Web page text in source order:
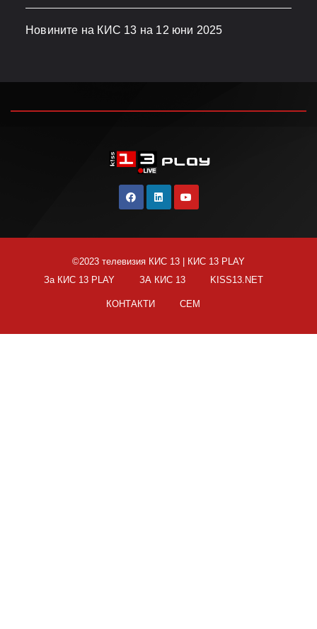
Новините на КИС 13 на 12 юни 2025
©2023 телевизия КИС 13
КИС 13 PLAY
За КИС 13 PLAY
ЗА КИС 13 KISS13.NET
КОНТАКТИ СЕМ